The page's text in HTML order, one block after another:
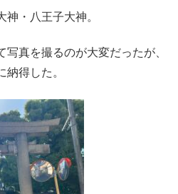
・八王子大神。
真を撮るのが大変だったが、
得した。